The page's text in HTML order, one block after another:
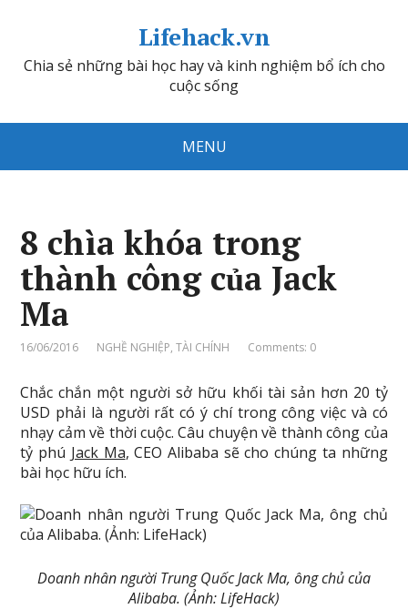
Lifehack.vn
Chia sẻ những bài học hay và kinh nghiệm bổ ích cho
cuộc sống
MENU
8 chìa khóa trong
thành công của Jack
Ma
16/06/2016 NGHỀ NGHIỆP,TÀI CHÍNH Comments: 0
Chắc chắn một người sở hữu khối tài sản hơn 20 tỷ
USD phải là người rất có ý chí trong công việc và có
nhạy cảm về thời cuộc. Câu chuyện về thành công của
tỷ phú Jack Ma, CEO Alibaba sẽ cho chúng ta những
bài học hữu ích.
Doanh nhân người Trung Quốc Jack Ma, ông chủ của
Alibaba. (Ảnh: LifeHack)